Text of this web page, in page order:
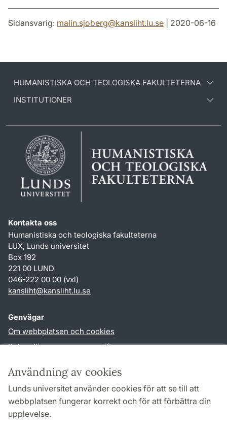
Användning av cookies
Lunds universitet använder cookies för att se till att
webbplatsen fungerar korrekt och för att förbättra din
upplevelse.
Sidansvarig: malin.sjoberg@kansliht.lu.se | 2020-06-16
HUMANISTISKA OCH TEOLOGISKA FAKULTETERNA
INSTITUTIONER
Kontakta oss
Humanistiska och teologiska fakulteterna
LUX, Lunds universitet
Box 192
221 00 LUND
046-222 00 00 (vxl)
kansliht@kansliht.lu.se
Genvägar
Om webbplatsen och cookies
Behandling av personuppgifter
TYPO3-login
Följ oss i sociala medier